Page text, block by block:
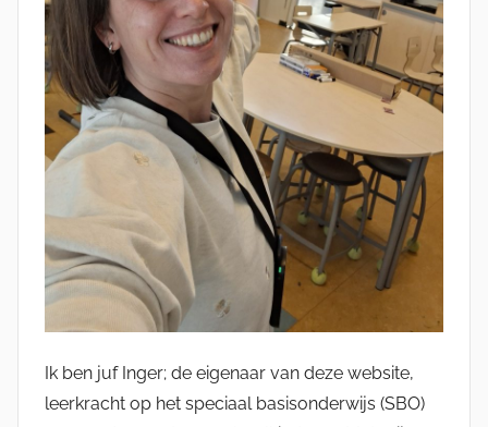
Ik ben juf Inger; de eigenaar van deze website,
leerkracht op het speciaal basisonderwijs (SBO)